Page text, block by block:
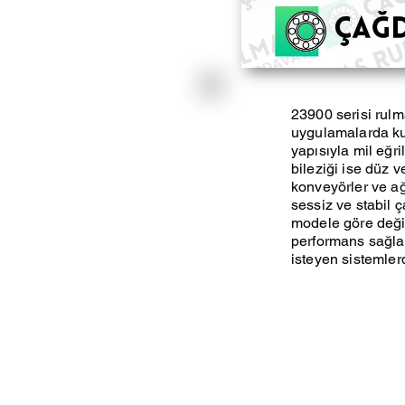
23900 serisi
uygulamalarda
yapısıyla mil
bileziği ise düz
konveyörler ve
sessiz ve stabil
modele göre
performans
isteyen